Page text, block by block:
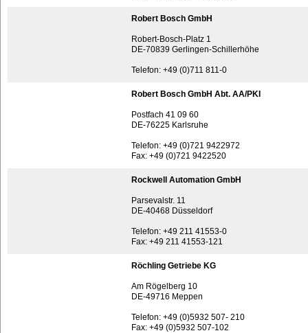
Robert Bosch GmbH
Robert-Bosch-Platz 1
DE-70839 Gerlingen-Schillerhöhe
Telefon: +49 (0)711 811-0
Robert Bosch GmbH Abt. AA/PKI
Postfach 41 09 60
DE-76225 Karlsruhe
Telefon: +49 (0)721 9422972
Fax: +49 (0)721 9422520
Rockwell Automation GmbH
Parsevalstr. 11
DE-40468 Düsseldorf
Telefon: +49 211 41553-0
Fax: +49 211 41553-121
Röchling Getriebe KG
Am Rögelberg 10
DE-49716 Meppen
Telefon: +49 (0)5932 507- 210
Fax: +49 (0)5932 507-102